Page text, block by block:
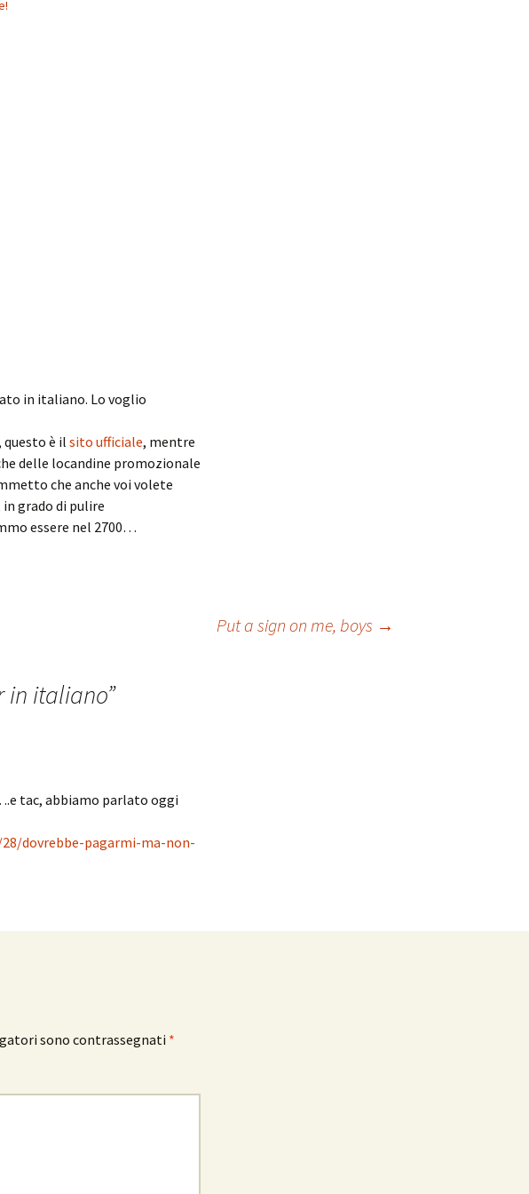
in italiano. Lo voglio
è il sito ufficiale, mentre
delle locandine promozionale
che anche voi volete
in grado di pulire
essere nel 2700…
Put a sign on me, boys →
in italiano”
tac, abbiamo parlato oggi
dovrebbe-pagarmi-ma-non-
sono contrassegnati *